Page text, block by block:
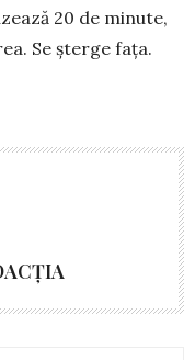
20 de mi­nute,
Se șterge fața.